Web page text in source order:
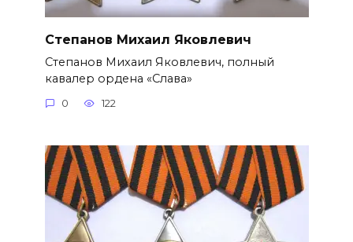
Степанов Михаил Яковлевич
Степанов Михаил Яковлевич, полный
кавалер ордена «Слава»
0 122